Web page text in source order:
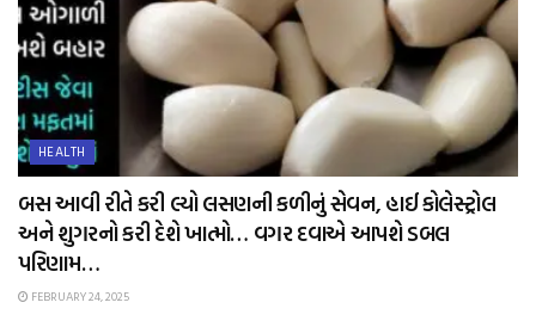
HEALTH
બસ આવી રીતે કરી લ્યો લસણની કળીનું સેવન, હાઈ કોલેસ્ટ્રોલ
અને શુગરનો કરી દેશે ખાત્મો… વગર દવાએ આપશે ડબલ
પરિણામ…
FEBRUARY 24, 2025